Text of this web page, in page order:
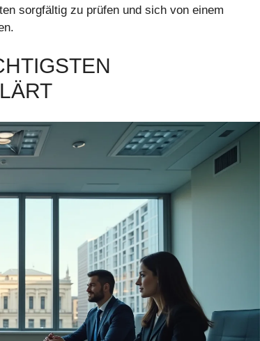
sorgfältig zu prüfen und sich von einem